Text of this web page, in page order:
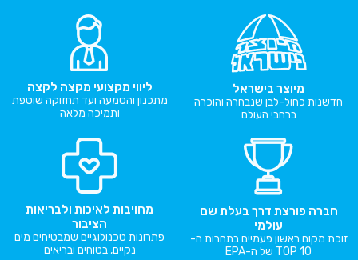
מיוצר בישראל
חדשנות כחול-לבן שנבחרה והוכרה
ברחבי העולם
ליווי מקצועי מקצה לקצה
מתכנון והטמעה ועד תחזוקה שוטפת
ותמיכה מלאה
חברה פורצת דרך בעלת שם
עולמי
זוכת מקום ראשון פעמיים בתחרות ה-
TOP 10 של ה-EPA
מחויבות לאיכות ולבריאות
הציבור
פתרונות טכנולוגיים שמבטיחים מים
נקיים, בטוחים ובריאים